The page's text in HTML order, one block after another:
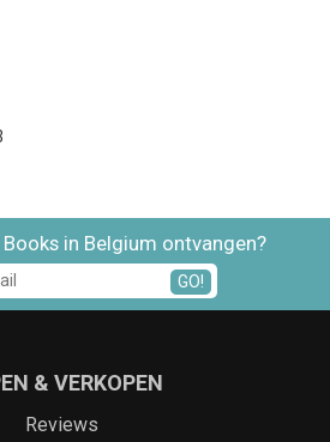
in Belgium ontvangen?
GO!
& VERKOPEN
Reviews